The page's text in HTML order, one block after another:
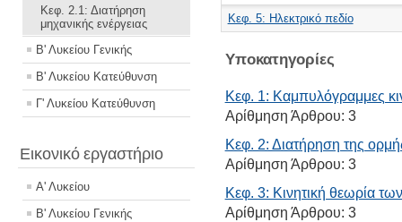
Κεφ. 2.1: Διατήρηση
μηχανικής ενέργειας
Β' Λυκείου Γενικής
Β' Λυκείου Κατεύθυνση
Γ' Λυκείου Κατεύθυνση
Εικονικό εργαστήριο
Α' Λυκείου
Β' Λυκείου Γενικής
Κεφ. 5: Ηλεκτρικό πεδίο
Υποκατηγορίες
Κεφ. 1: Καμπυλόγραμμες
Αρίθμηση Άρθρου: 3
Κεφ. 2: Διατήρηση της
Αρίθμηση Άρθρου: 3
Κεφ. 3: Κινητική θεωρία
Αρίθμηση Άρθρου: 3